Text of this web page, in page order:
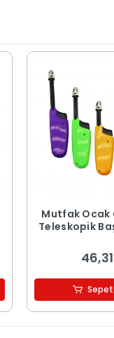
Mutfak Ocak
Teleskopik